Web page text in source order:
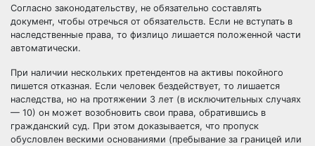
Согласно законодательству, не обязательно составлять
документ, чтобы отречься от обязательств. Если не вступать в
наследственные права, то физлицо лишается положенной части
автоматически.
При наличии нескольких претендентов на активы покойного
пишется отказная. Если человек бездействует, то лишается
наследства, но на протяжении 3 лет (в исключительных случаях
— 10) он может возобновить свои права, обратившись в
гражданский суд. При этом доказывается, что пропуск
обусловлен вескими основаниями (пребывание за границей или